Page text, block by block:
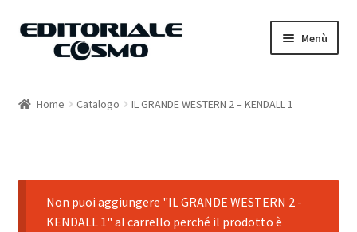
Vai
Vai
Menù
Il mio account
Home Catalogo IL GRANDE WESTERN 2 – KENDALL 1
Non puoi aggiungere "IL GRANDE WESTERN 2 -
KENDALL 1" al carrello perché il prodotto è